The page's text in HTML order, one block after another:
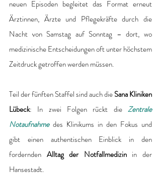
neuen Episoden begleitet das Format erneut
Ärztinnen, Ärzte und Pflegekräfte durch die
Nacht von Samstag auf Sonntag – dort, wo
medizinische Entscheidungen oft unter höchstem
Zeitdruck getroffen werden müssen.
Teil der fünften Staffel sind auch die Sana Kliniken
Lübeck: In zwei Folgen rückt die Zentrale
Notaufnahme des Klinikums in den Fokus und
gibt einen authentischen Einblick in den
fordernden Alltag der Notfallmedizin in der
Hansestadt.